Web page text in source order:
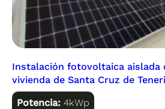
Instalación fotovoltaica aislada
vivienda de Santa Cruz de
Potencia:4kWp